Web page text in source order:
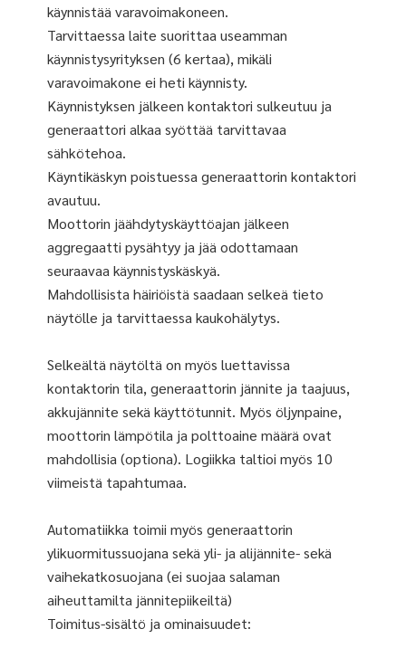
käynnistää varavoimakoneen.
Tarvittaessa laite suorittaa useamman
käynnistysyrityksen (6 kertaa), mikäli
varavoimakone ei heti käynnisty.
Käynnistyksen jälkeen kontaktori sulkeutuu ja
generaattori alkaa syöttää tarvittavaa
sähkötehoa.
Käyntikäskyn poistuessa generaattorin kontaktori
avautuu.
Moottorin jäähdytyskäyttöajan jälkeen
aggregaatti pysähtyy ja jää odottamaan
seuraavaa käynnistyskäskyä.
Mahdollisista häiriöistä saadaan selkeä tieto
näytölle ja tarvittaessa kaukohälytys.
Selkeältä näytöltä on myös luettavissa
kontaktorin tila, generaattorin jännite ja taajuus,
akkujännite sekä käyttötunnit. Myös öljynpaine,
moottorin lämpötila ja polttoaine määrä ovat
mahdollisia (optiona). Logiikka taltioi myös 10
viimeistä tapahtumaa.
Automatiikka toimii myös generaattorin
ylikuormitussuojana sekä yli- ja alijännite- sekä
vaihekatkosuojana (ei suojaa salaman
aiheuttamilta jännitepiikeiltä)
Toimitus-sisältö ja ominaisuudet: